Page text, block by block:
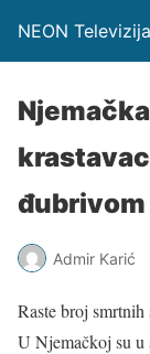
NEON Televizija
Admir Karić
Raste broj
U Njemačkoj su u